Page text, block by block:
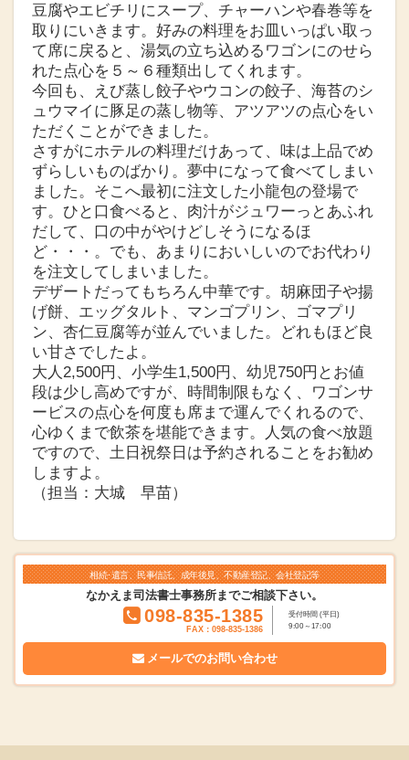
豆腐やエビチリにスープ、チャーハンや春巻等を
取りにいきます。好みの料理をお皿いっぱい取っ
て席に戻ると、湯気の立ち込めるワゴンにのせら
れた点心を５～６種類出してくれます。
今回も、えび蒸し餃子やウコンの餃子、海苔のシ
ュウマイに豚足の蒸し物等、アツアツの点心をい
ただくことができました。
さすがにホテルの料理だけあって、味は上品でめ
ずらしいものばかり。夢中になって食べてしまい
ました。そこへ最初に注文した小龍包の登場で
す。ひと口食べると、肉汁がジュワーっとあふれ
だして、口の中がやけどしそうになるほ
ど・・・。でも、あまりにおいしいのでお代わり
を注文してしまいました。
デザートだってもちろん中華です。胡麻団子や揚
げ餅、エッグタルト、マンゴプリン、ゴマプリ
ン、杏仁豆腐等が並んでいました。どれもほど良
い甘さでしたよ。
大人2,500円、小学生1,500円、幼児750円とお値
段は少し高めですが、時間制限もなく、ワゴンサ
ービスの点心を何度も席まで運んでくれるので、
心ゆくまで飲茶を堪能できます。人気の食べ放題
ですので、土日祝祭日は予約されることをお勧め
しますよ。
（担当：大城 早苗）
相続･遺言、民事信託、成年後見、不動産登記、会社登記等
なかえま司法書士事務所までご相談下さい。
098-835-1385
FAX：098-835-1386
受付時間 (平日)
9:00～17:00
メールでのお問い合わせ